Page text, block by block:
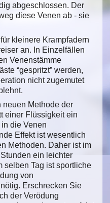
abgeschlossen. Der
diese Venen ab - sie
kleinere Krampfadern
an. In Einzelfällen
Venenstämme
“gespritzt” werden,
nicht zugemutet
neuen Methode der
einer Flüssigkeit ein
die Venen
Effekt ist wesentlich
Methoden. Daher ist im
ein leichter
selben Tag ist sportliche
von
Erschrecken Sie
der Verödung